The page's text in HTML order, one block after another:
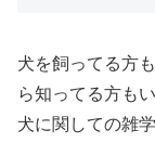
犬を飼ってる方
ら知ってる方も
犬に関しての雑